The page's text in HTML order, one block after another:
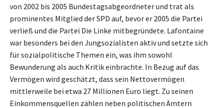
von 2002 bis 2005 Bundestagsabgeordneter und trat als
prominentes Mitglied der SPD auf, bevor er 2005 die Partei
verließ und die Partei Die Linke mitbegründete. Lafontaine
war besonders bei den Jungsozialisten aktiv und setzte sich
für sozialpolitische Themen ein, was ihm sowohl
Bewunderung als auch Kritik einbrachte. In Bezug auf das
Vermögen wird geschätzt, dass sein Nettovermögen
mittlerweile bei etwa 27 Millionen Euro liegt. Zu seinen
Einkommensquellen zählen neben politischen Ämtern